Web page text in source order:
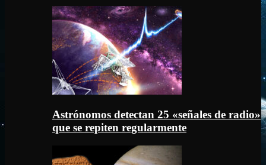
Astrónomos detectan 25 «señales de radio»
que se repiten regularmente